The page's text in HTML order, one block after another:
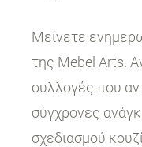
Μείνετε
της Mebel Arts.
συλλογές που
σύγχρονες
σχεδιασμού